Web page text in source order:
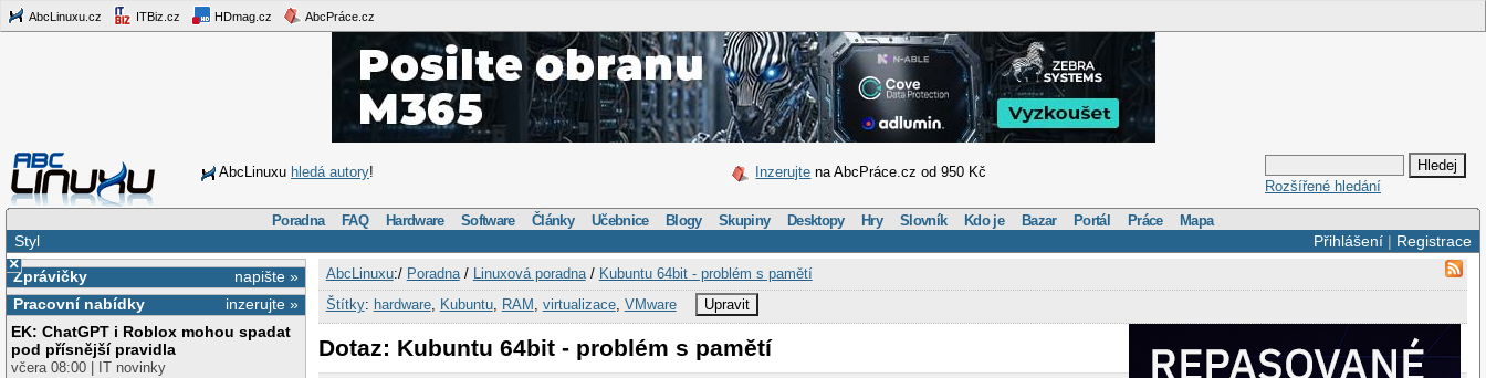
AbcLinuxu.cz ITBiz.cz HDmag.cz AbcPráce.cz
AbcLinuxu hledá autory! Inzerujte na AbcPráce.cz od 950 Kč
Rozšířené hledání
Poradna FAQ Hardware Software Články Učebnice Blogy Skupiny Desktopy Hry Slovník Kdo je Bazar Portál Práce Mapa
Přihlášení| Registrace
Styl
×
napište »
Zprávičky
inzerujte »
Pracovní nabídky
EK: ChatGPT i Roblox mohou spadat
pod přísnější pravidla
včera 08:00 | IT novinky
AbcLinuxu:/ Poradna/ Linuxová poradna/ Kubuntu 64bit - problém s pamětí
Štítky: hardware, Kubuntu, RAM virtualizace, VMware Upravit
Dotaz: Kubuntu 64bit - problém s pamětí